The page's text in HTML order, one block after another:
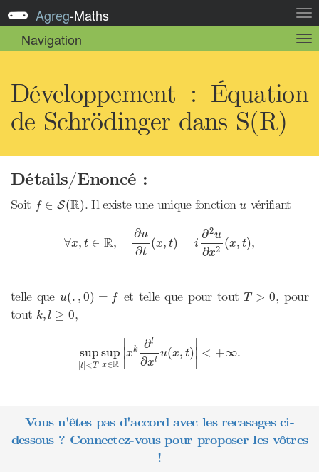
la
Agreg-Maths
Navigation
la
Développement : Équation
de Schrödinger dans S(R)
Détails/Enoncé :
Soit f ∈ S(R)
∈S (R) . Il existe une unique fonctionu
u vérifiant
∀x, t ∈ R,
∂u
∂t
(x, t) = i
∂2u
∂x2 (x, t),
∂t ∂x2
telle que u(. ,0) = f
( 0)= et telle que pour toutT > 0
T > 0 , pour
tout k, l ≥ 0
k, l≥0 ,
sup
|t|<T
sup
x∈R
∣
∣
xk ∂l
∂xl
u(x, t)∣
∣
< +∞.
T supx∈ l
Vous n'êtes pas d'accord avec les recasages ci-
dessous ? Connectez-vous pour proposer les vôtres
!